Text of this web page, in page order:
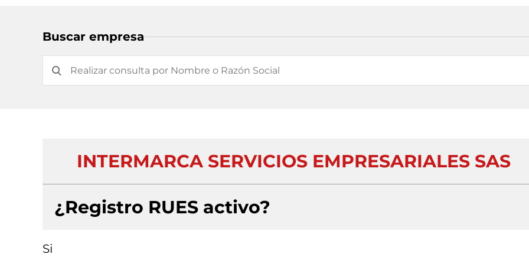
Buscar empresa
INTERMARCA SERVICIOS EMPRESARIALES SAS
¿Registro RUES activo?
Si